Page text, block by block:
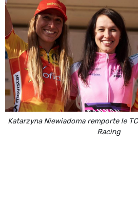
Katarzyna Niewiadoma remporte le
Racing